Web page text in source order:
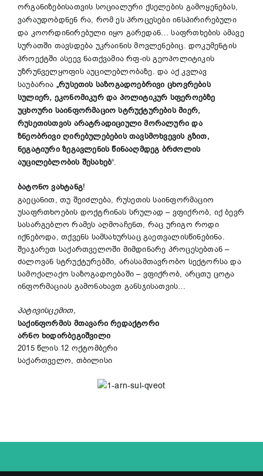
ორგანიზებისათვის სოციალური ქსელების გამოყენებას,
ვარაუდობდნენ რა, რომ ეს პროცესები ინსპირირებული
და კოორდინირებული იყო გარედან… საფრთხების ამავე
სურათში თავსდება უკრაინის მოვლენებიც. დოკუმენტის
პროექტში ასეევ ნათქვამია რფ-ის გეოპოლიტიკის
უზრუნველყოფის აუცილებლობაზე. და აქ კვლავ
საუბარია „რუსეთის საზოგადოებრივი ცხოვრების
სულიერ, ეკონომიკურ და პოლიტიკურ სფეროებზე
უცხოური საინფორმაციო სტრუქტურების მიერ,
რუსეთისთვის არატრადიციული მორალური და
ზნეობრივი ღირებულებების თავსმოხვევის გზით,
ნეგატიური ზეგავლენის წინააღმდეგ ბრძოლის
აუცილებლობის შესახებ“.
ბატონო ვახტანგ!
გაეცანით, თუ შეიძლება, რუსეთის საინფორმაციო
უსაფრთხოების დოქტრინას სრულად – ვფიქრობ, იქ ბევრ
სასარგებლო რამეს აღმოაჩენთ, რაც ურიგო როდი
იქნებოდა, თქვენს სამსახურსაც გაეთვალისწინებინა.
შეაჯარეთ საქართველოში მიმდინარე პროცესებთან –
ძალოვან სტრუქტურებში, არასამთავრობო სექტორსა და
სამოქალაქო საზოგადოებაში – ვფიქრობ, არცთუ ცოტა
ინფორმაციას გამონახავთ განსჯისათვის…
პატივისცემით,
საქინფორმის მთავარი რედაქტორი
არნო ხიდირბეგიშვილი
2015 წლის 12 ოქტომბერი
საქართველო, თბილისი